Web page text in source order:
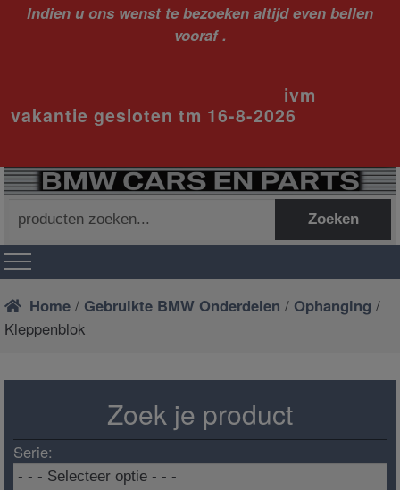
Indien u ons wenst te bezoeken altijd even bellen
vooraf .
ivm
vakantie gesloten tm 16-8-2026
naar:
Zoeken
Home / Gebruikte BMW Onderdelen / Ophanging /
Kleppenblok
Zoek je product
Serie: